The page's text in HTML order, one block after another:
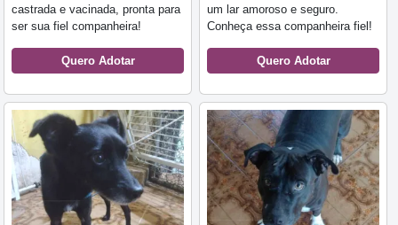
castrada e vacinada, pronta para
ser sua fiel companheira!
Quero Adotar
um lar amoroso e seguro.
Conheça essa companheira fiel!
Quero Adotar